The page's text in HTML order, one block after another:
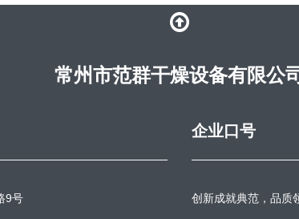
常州市范群干燥设备有限公
9号
企业口号
创新成就典范，品质